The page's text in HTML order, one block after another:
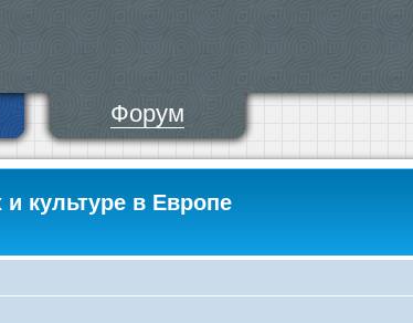
Форум
культуре в Европе